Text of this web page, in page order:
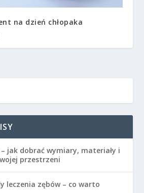
na dzień chłopaka
jak dobrać wymiary, materiały i
przestrzeni
leczenia zębów – co warto